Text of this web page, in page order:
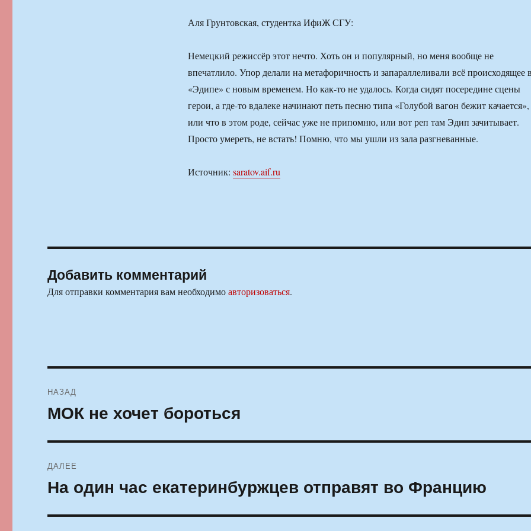
Аля Грунтовская, студентка ИфиЖ СГУ:
Немецкий режиссёр этот нечто. Хоть он и популярный, но меня вообще не
впечатлило. Упор делали на метафоричность и запараллеливали всё происходящее
«Эдипе» с новым временем. Но как-то не удалось. Когда сидят посередине сцены
герои, а где-то вдалеке начинают петь песню типа «Голубой вагон бежит качается»,
или что в этом роде, сейчас уже не припомню, или вот реп там Эдип зачитывает.
Просто умереть, не встать! Помню, что мы ушли из зала разгневанные.
Источник: saratov.aif.ru
Добавить комментарий
Для отправки комментария вам необходимоавторизоваться.
по
НАЗАД
Предыдущая
МОК не хочет бороться
ДАЛЕЕ
Следующая
На один час екатеринбуржцев отправят во Францию